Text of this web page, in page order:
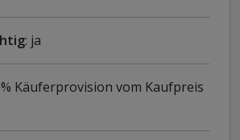
: ja
% Käuferprovision vom Kaufpreis